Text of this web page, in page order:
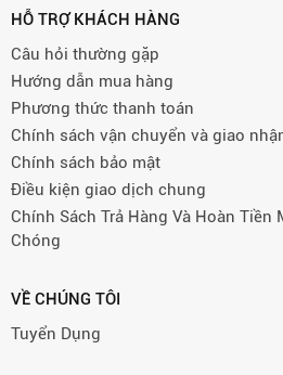
HỖ TRỢ KHÁCH HÀNG
Câu hỏi thường gặp
Hướng dẫn mua hàng
Phương thức thanh toán
Chính sách vận chuyển và giao
Chính sách bảo mật
Điều kiện giao dịch chung
Chính Sách Trả Hàng Và Hoàn Tiền
Chóng
VỀ CHÚNG TÔI
Tuyển Dụng